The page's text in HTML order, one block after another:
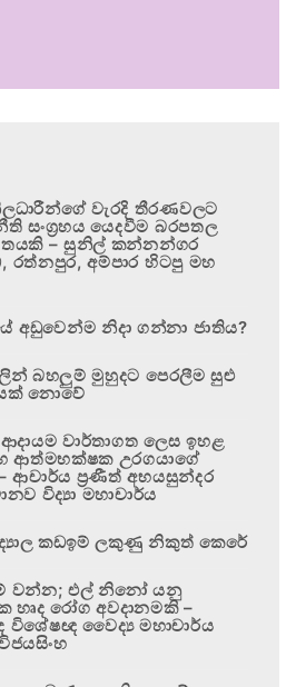
වැරදි තීරණවලට
සංග්‍රහය යෙදවීම බරපතල
– සුනිල් කන්නන්ගර
රත්නපුර, අම්පාර හිටපු මහ
අඩුවෙන්ම නිදා ගන්නා ජාතිය?
බහලුම් මුහුදට පෙරලීම සුළු
නොවේ
ආදායම වාර්තාගත ලෙස ඉහළ
ආත්මභක්ෂක උරගයාගේ
ආචාර්ය ප්‍රණීත් අභයසුන්දර
විද්‍යා මහාචාර්ය
කඩඉම් ලකුණු නිකුත් කෙරේ
වන්න; එල් නිනෝ යනු
හෘද රෝග අවදානමකි –
විශේෂඥ වෛද්‍ය මහාචාර්ය